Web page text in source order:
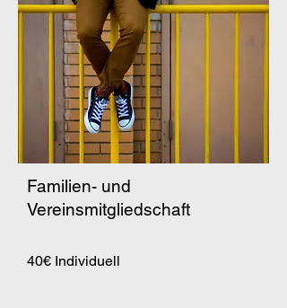
Familien- und
Vereinsmitgliedschaft
40€ Individuell